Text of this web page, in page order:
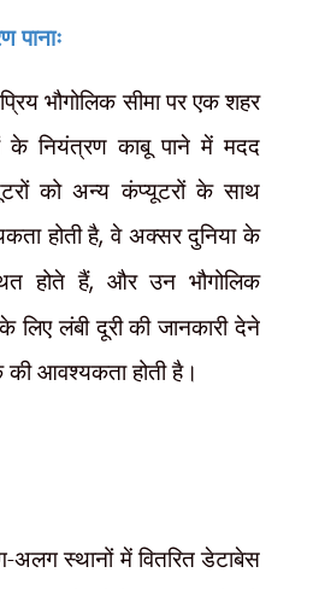
पानाः
भौगोलिक सीमा पर एक शहर
के नियंत्रण काबू पाने में मदद
को अन्य कंप्यूटरों के साथ
होती है,वे अक्सर दुनिया के
होते हैं, और उन भौगोलिक
लिए लंबी दूरी की जानकारी देने
आवश्यकता होती है।
स्थानों में वितरित डेटाबेस